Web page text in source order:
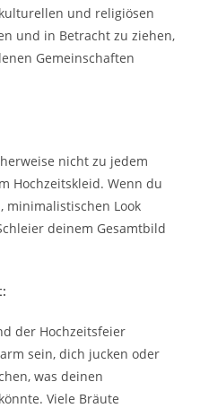
und religiösen
und in Betracht zu ziehen,
Gemeinschaften
nicht zu jedem
Hochzeitskleid. Wenn du
minimalistischen Look
deinem Gesamtbild
der Hochzeitsfeier
sein, dich jucken oder
was deinen
Viele Bräute